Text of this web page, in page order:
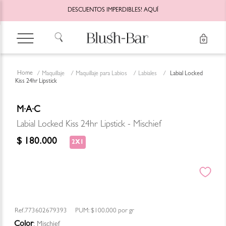
DESCUENTOS IMPERDIBLES! AQUÍ
Maquillaje Maquillaje para Labios Labiales
Labial Locked
Kiss 24hr Lipstick
M·A·C
Labial Locked Kiss 24hr Lipstick - Mischief
$ 180.000 2X1
773602679393 PUM: $100.000 por gr
Color: Mischief